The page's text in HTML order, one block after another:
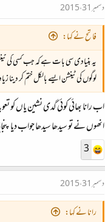
دسمبر 31، 2015
فاتح نے کہا:
یہ بنیادی سی بات ہے کہ جب کسی کی
لوگوں کی ٹینشن ایسے بالکل ختم کر
اب رانا بھائی کوئی گدی نشین یاں کو
انھوں نے تو سیدھا سیدھا جواب دیا
3
دسمبر 31، 2015
رانا نے کہا: